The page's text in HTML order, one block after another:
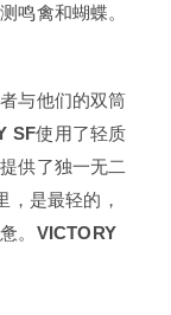
鸣禽和蝴蝶。
与他们的双筒
SF使用了轻质
供了独一无二
，是最轻的，
。 VICTORY